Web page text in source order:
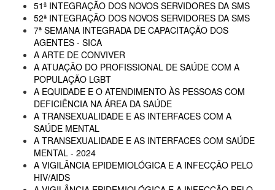
51ª INTEGRAÇÃO DOS NOVOS SERVIDORES DA SMS
52ª INTEGRAÇÃO DOS NOVOS SERVIDORES DA SMS
7ª SEMANA INTEGRADA DE CAPACITAÇÃO DOS
AGENTES - SICA
A ARTE DE CONVIVER
A ATUAÇÃO DO PROFISSIONAL DE SAÚDE COM A
POPULAÇÃO LGBT
A EQUIDADE E O ATENDIMENTO ÀS PESSOAS COM
DEFICIÊNCIA NA ÁREA DA SAÚDE
A TRANSEXUALIDADE E AS INTERFACES COM A
SAÚDE MENTAL
A TRANSEXUALIDADE E AS INTERFACES COM SAÚDE
MENTAL - 2024
A VIGILÂNCIA EPIDEMIOLÓGICA E A INFECÇÃO PELO
HIV/AIDS